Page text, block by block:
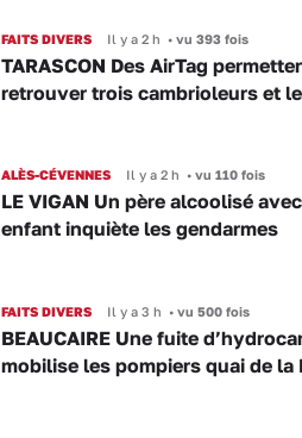
FAITS DIVERS Il y a 2 h •vu 393 fois
TARASCON Des AirTag
retrouver trois cambrioleurs et
ALÈS-CÉVENNES Il y a 2 h •vu 110 fois
LE VIGAN Un père alcoolisé
enfant inquiète les gendarmes
FAITS DIVERS Il y a 3 h •vu 500 fois
BEAUCAIRE Une fuite
mobilise les pompiers quai de la